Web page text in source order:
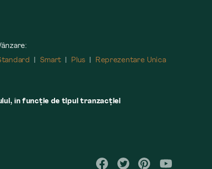
Smart Plus Reprezentare Unica
în funcţie de tipul tranzacţiei